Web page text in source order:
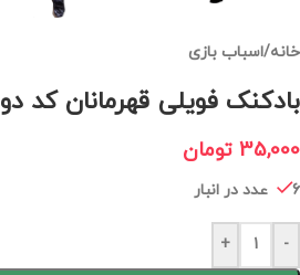
خانه/اسباب بازی
بادکنک فویلی قهرمانان کد دو
35,000 تومان
6 عدد در انبار
-
+